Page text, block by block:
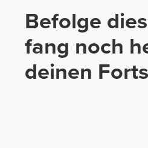
Befolge
fang noch
deinen